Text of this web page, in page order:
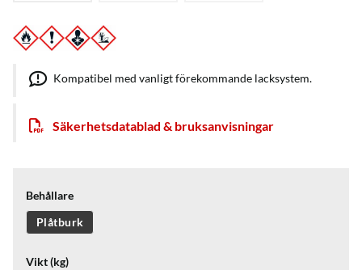
Kompatibel med vanligt förekommande lacksystem.
Säkerhetsdatablad & bruksanvisningar
Behållare
Plåtburk
Vikt (kg)